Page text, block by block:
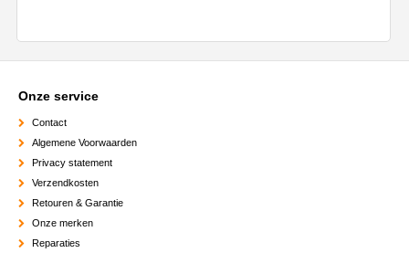
Onze service
Contact
Algemene Voorwaarden
Privacy statement
Verzendkosten
Retouren & Garantie
Onze merken
Reparaties